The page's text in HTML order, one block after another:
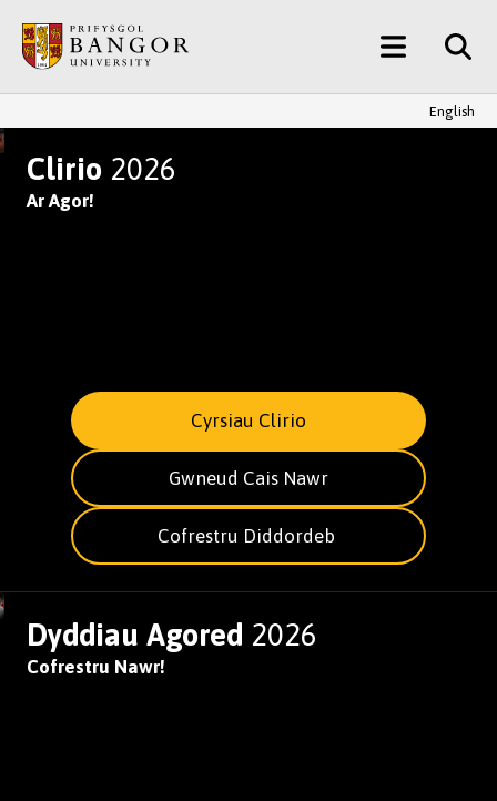
Prif
Gynnwys
Main
Menu
English
YMUNWCH AG UN O
Clirio 2026
Ar Agor!
Cyrsiau Clirio
Gwneud Cais Nawr
Cofrestru Diddordeb
Dyddiau Agored 2026
Cofrestru Nawr!